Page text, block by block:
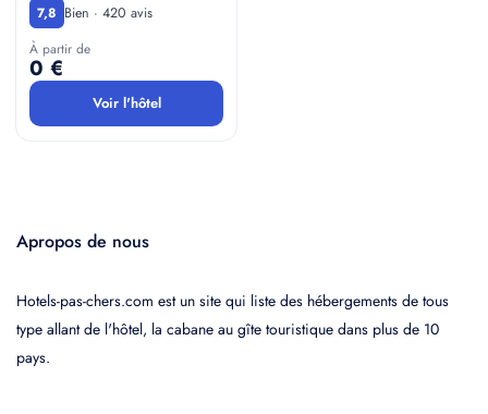
7,8 Bien · 420 avis
À partir de
0 €
Voir l'hôtel
Apropos de nous
Hotels-pas-chers.com est un site qui liste des hébergements de tous
type allant de l'hôtel, la cabane au gîte touristique dans plus de 10
pays.